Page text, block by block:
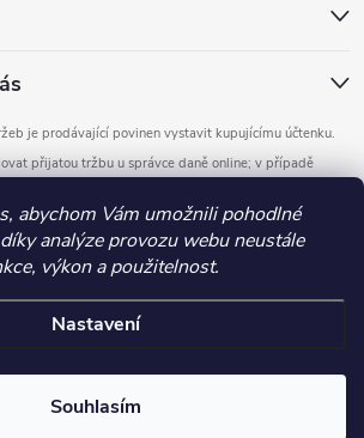
abychom Vám umožnili pohodlné
analýze provozu webu neustále
výkon a použitelnost.
Nastavení
Souhlasím
je prodávající povinen vystavit kupujícímu účtenku.
přijatou tržbu u správce daně online; v případě
Vytvořil Shoptet
. Všechna práva vyhrazena.
description img, .extended-description